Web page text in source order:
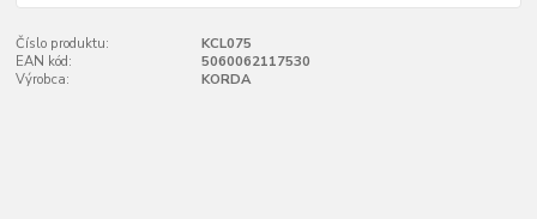
Číslo produktu:
KCL075
EAN kód:
5060062117530
Výrobca:
KORDA